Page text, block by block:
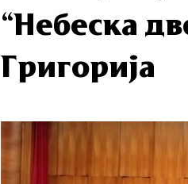
“Небеска
Григорија